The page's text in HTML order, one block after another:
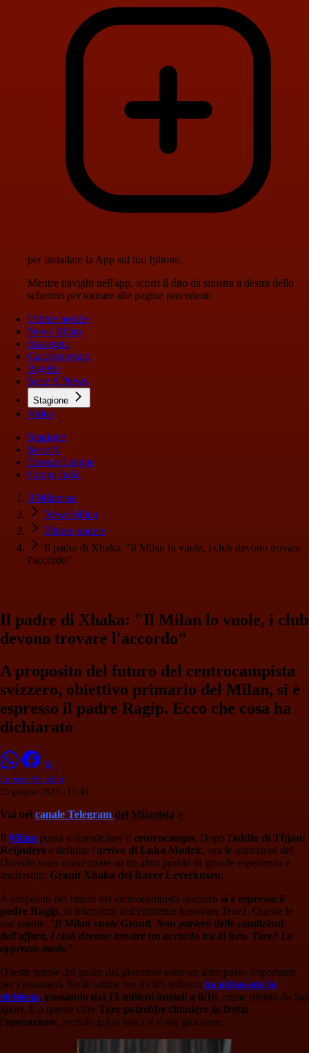
per installare la App sul tuo Iphone.
Mentre navighi nell'app, scorri il dito da sinistra a destra dello
schermo per tornare alle pagine precedenti
Ultime notizie
News Milan
Rassegna
Calciomercato
Pagelle
Serie A News
Stagione
Video
Stagione
Serie A
Europa League
Coppa Italia
Il Milanista
News Milan
Ultime notizie
Il padre di Xhaka: "Il Milan lo vuole, i club devono trovare
l'accordo"
Il padre di Xhaka: "Il Milan lo vuole, i club
devono trovare l'accordo"
A proposito del futuro del centrocampista
svizzero, obiettivo primario del Milan, si è
espresso il padre Ragip. Ecco che cosa ha
dichiarato
Lorenzo Focolari
25 giugno 2025 - 12:45
Vai nel canale Telegram del Milanista >
Il Milan punta a rimodellare il centrocampo. Dopo l'addio di Tijjani
Reijnders e definito l'arrivo di Luka Modric, ora le attenzioni del
Diavolo sono concentrate su un altro profilo di grande esperienza e
leadership: Granit Xhaka del Bayer Leverkusen.
A proposito del futuro del centrocampista svizzero si è espresso il
padre Ragip, ai microfoni dell'emittente kosovara Teve1. Queste le
sue parole: "Il Milan vuole Granit. Non parlerò delle condizioni
dell'affare, i club devono trovare un accordo tra di loro. Tare? Lo
apprezzo molto".
Queste parole del padre del giocatore sono un altro passo importante
per i rossoneri. Nelle ultime ore il club tedesco ha abbassato la
richiesta, passando dai 15 milioni iniziali a 8/10, come riferito da Sky
Sport. E a queste cifre Tare potrebbe chiudere in fretta
l'operazione, avendo già in tasca il sì del giocatore.